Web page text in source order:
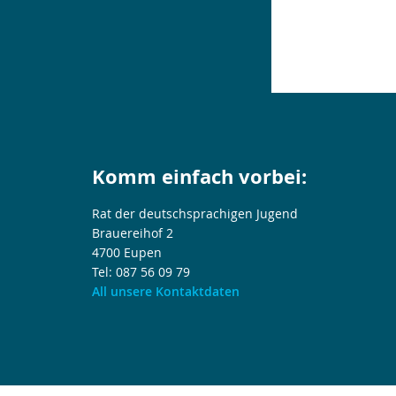
Komm einfach vorbei:
Rat der deutschsprachigen Jugend
Brauereihof 2
4700 Eupen
Tel: 087 56 09 79
All unsere Kontaktdaten